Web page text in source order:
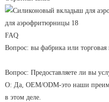
FAQ
Вопрос: вы фабрика или
Вопрос: Предоставляете ли вы
О: Да, OEM/ODM-это наши
в этом деле.